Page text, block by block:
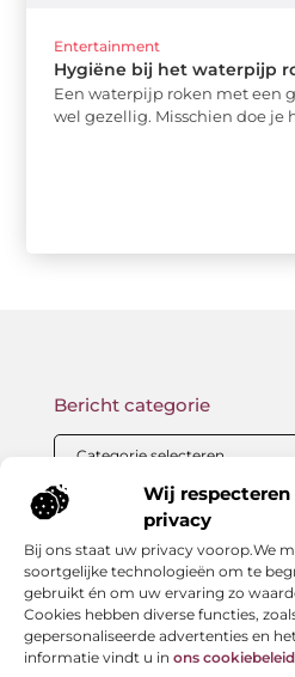
Wij respecteren
privacy
Bij ons staat uw privacy voorop.We
soortgelijke technologieën om te
gebruikt én om uw ervaring zo
Cookies hebben diverse functies,
gepersonaliseerde advertenties en
informatie vindt u in ons cookiebeleid
Entertainment
Hygiëne bij het waterpijp
Een waterpijp roken met een
wel gezellig. Misschien doe je
Onze informatie
Bericht categorie